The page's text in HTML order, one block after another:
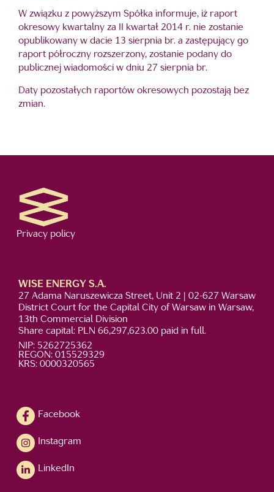
W związku z powyższym Spółka informuje, iż raport
okresowy kwartalny za II kwartał 2014 r. nie zostanie
opublikowany w dacie 13 sierpnia br. a zastępujący go
raport półroczny rozszerzony, zostanie podany do
publicznej wiadomości w dniu 27 sierpnia br.
Daty pozostałych raportów okresowych pozostają bez
zmian.
Privacy policy
WISE ENERGY S.A.
27 Adama Naruszewicza Street, Unit 2 | 02-627 Warsaw
District Court for the Capital City of Warsaw in Warsaw,
13th Commercial Division
Share capital: PLN 66,297,623.00 paid in full.
NIP: 5262725362
REGON: 015529329
KRS: 0000320565
Facebook
Instagram
LinkedIn